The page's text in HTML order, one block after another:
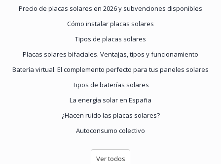
Precio de placas solares en 2026 y subvenciones disponibles
Cómo instalar placas solares
Tipos de placas solares
Placas solares bifaciales. Ventajas, tipos y funcionamiento
Batería virtual. El complemento perfecto para tus paneles solares
Tipos de baterías solares
La energía solar en España
¿Hacen ruido las placas solares?
Autoconsumo colectivo
Ver todos